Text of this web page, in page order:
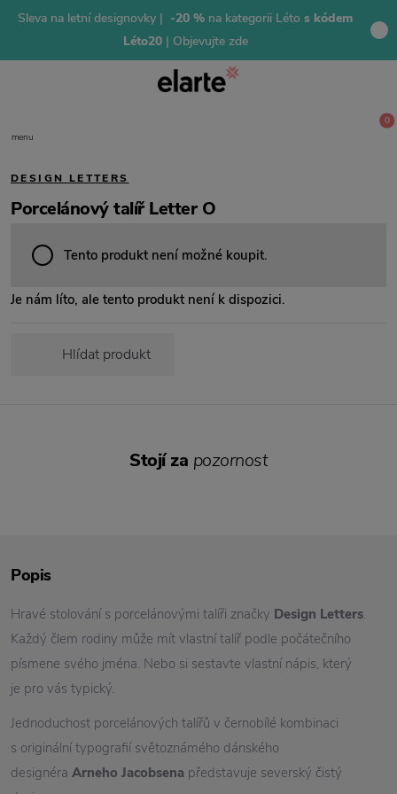
Sleva na letní designovky | -20 % na kategorii Léto s kódem
Léto20 | Objevujte zde
menu
0
DESIGN LETTERS
Porcelánový talíř Letter O
Tento produkt není možné koupit.
Je nám líto, ale tento produkt není k dispozici.
Hlídat produkt
Popis
Hravé stolování s porcelánovými talíři značky Design Letters.
Každý člem rodiny může mít vlastní talíř podle počátečního
písmene svého jména. Nebo si sestavte vlastní nápis, který
je pro vás typický.
Jednoduchost porcelánových talířů v černobílé kombinaci
s originální typografií světoznámého dánského
designéra Arneho Jacobsena představuje severský čistý
Stojí za pozornost